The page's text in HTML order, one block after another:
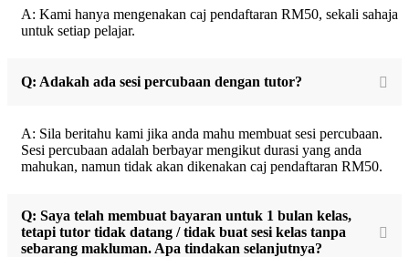
A: Kami hanya mengenakan caj pendaftaran RM50, sekali sahaja
untuk setiap pelajar.
Q: Adakah ada sesi percubaan dengan tutor?
A: Sila beritahu kami jika anda mahu membuat sesi percubaan.
Sesi percubaan adalah berbayar mengikut durasi yang anda
mahukan, namun tidak akan dikenakan caj pendaftaran RM50.
Q: Saya telah membuat bayaran untuk 1 bulan kelas,
tetapi tutor tidak datang / tidak buat sesi kelas tanpa
sebarang makluman. Apa tindakan selanjutnya?